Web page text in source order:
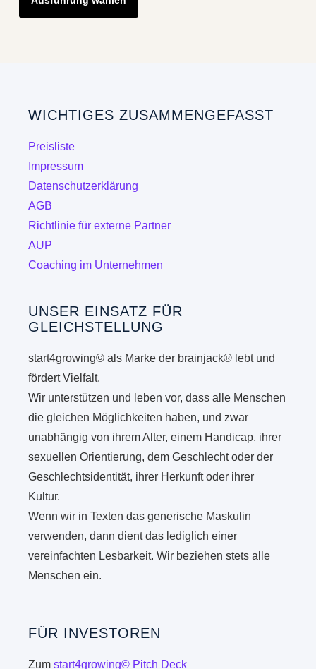
weist
Optionen
gewählt
WICHTIGES ZUSAMMENGEFASST
Preisliste
Impressum
Datenschutzerklärung
AGB
Richtlinie für externe Partner
AUP
Coaching im Unternehmen
UNSER EINSATZ FÜR
GLEICHSTELLUNG
start4growing© als Marke der brainjack® lebt und
fördert Vielfalt.
Wir unterstützen und leben vor, dass alle Menschen
die gleichen Möglichkeiten haben, und zwar
unabhängig von ihrem Alter, einem Handicap, ihrer
sexuellen Orientierung, dem Geschlecht oder der
Geschlechtsidentität, ihrer Herkunft oder ihrer
Kultur.
Wenn wir in Texten das generische Maskulin
verwenden, dann dient das lediglich einer
vereinfachten Lesbarkeit. Wir beziehen stets alle
Menschen ein.
FÜR INVESTOREN
Zumstart4growing© Pitch Deck